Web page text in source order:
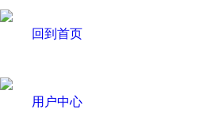
回到首页
用户中心